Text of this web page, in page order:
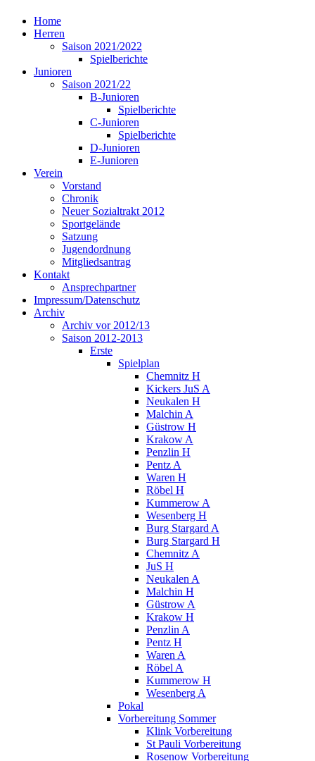
Home
Herren
Saison 2021/2022
Spielberichte
Junioren
Saison 2021/22
B-Junioren
Spielberichte
C-Junioren
Spielberichte
D-Junioren
E-Junioren
Verein
Vorstand
Chronik
Neuer Sozialtrakt 2012
Sportgelände
Satzung
Jugendordnung
Mitgliedsantrag
Kontakt
Ansprechpartner
Impressum/Datenschutz
Archiv
Archiv vor 2012/13
Saison 2012-2013
Erste
Spielplan
Chemnitz H
Kickers JuS A
Neukalen H
Malchin A
Güstrow H
Krakow A
Penzlin H
Pentz A
Waren H
Röbel H
Kummerow A
Wesenberg H
Burg Stargard A
Burg Stargard H
Chemnitz A
JuS H
Neukalen A
Malchin H
Güstrow A
Krakow H
Penzlin A
Pentz H
Waren A
Röbel A
Kummerow H
Wesenberg A
Pokal
Vorbereitung Sommer
Klink Vorbereitung
St Pauli Vorbereitung
Rosenow Vorbereitung